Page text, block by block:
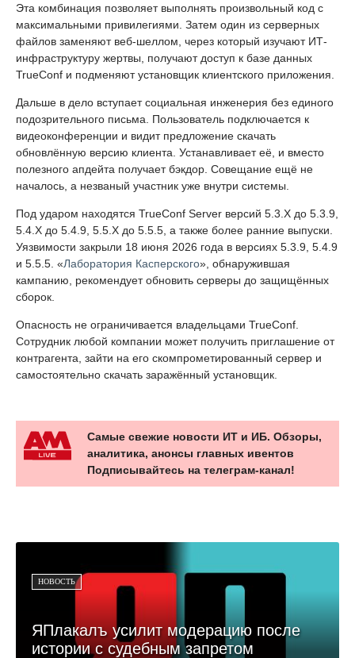
Эта комбинация позволяет выполнять произвольный код с
максимальными привилегиями. Затем один из серверных
файлов заменяют веб-шеллом, через который изучают ИТ-
инфраструктуру жертвы, получают доступ к базе данных
TrueConf и подменяют установщик клиентского приложения.
Дальше в дело вступает социальная инженерия без единого
подозрительного письма. Пользователь подключается к
видеоконференции и видит предложение скачать
обновлённую версию клиента. Устанавливает её, и вместо
полезного апдейта получает бэкдор. Совещание ещё не
началось, а незваный участник уже внутри системы.
Под ударом находятся TrueConf Server версий 5.3.X до 5.3.9,
5.4.X до 5.4.9, 5.5.X до 5.5.5, а также более ранние выпуски.
Уязвимости закрыли 18 июня 2026 года в версиях 5.3.9, 5.4.9
и 5.5.5. «Лаборатория Касперского», обнаружившая
кампанию, рекомендует обновить серверы до защищённых
сборок.
Опасность не ограничивается владельцами TrueConf.
Сотрудник любой компании может получить приглашение от
контрагента, зайти на его скомпрометированный сервер и
самостоятельно скачать заражённый установщик.
Самые свежие новости ИТ и ИБ. Обзоры,
аналитика, анонсы главных ивентов
Подписывайтесь на телеграм-канал!
НОВОСТЬ
ЯПлакалъ усилит модерацию после
истории с судебным запретом